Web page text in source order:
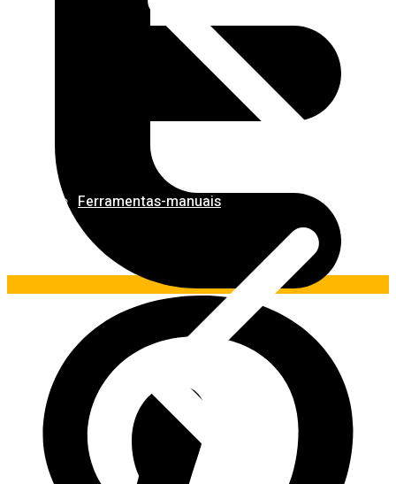
Ferramentas-manuais